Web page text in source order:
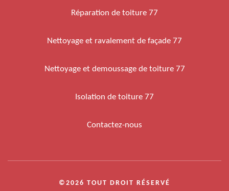
Réparation de toiture 77
Nettoyage et ravalement de façade 77
Nettoyage et demoussage de toiture 77
Isolation de toiture 77
Contactez-nous
©2026 TOUT DROIT RÉSERVÉ